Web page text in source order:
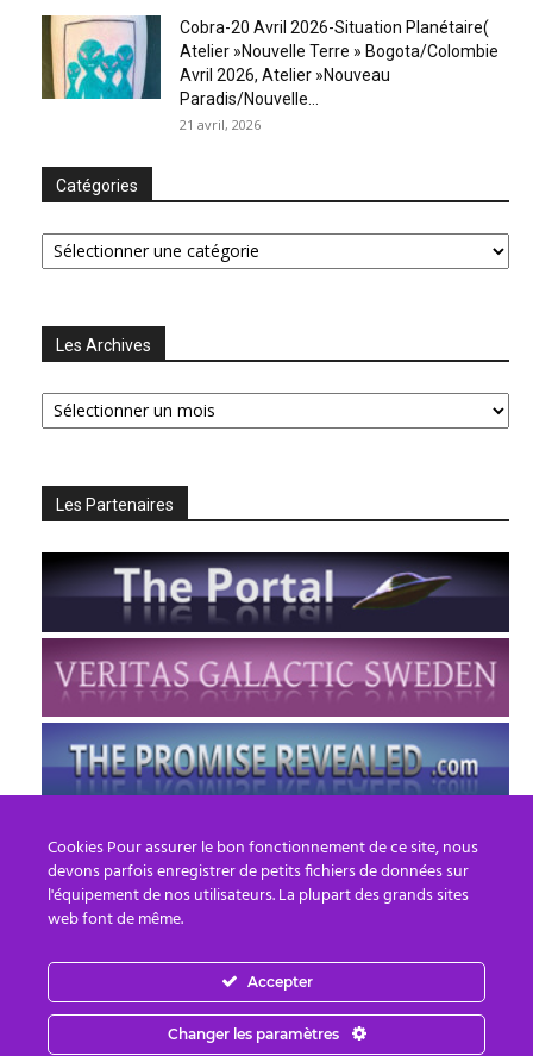
Cobra-20 Avril 2026-Situation Planétaire(
Atelier »Nouvelle Terre » Bogota/Colombie
Avril 2026, Atelier »Nouveau
Paradis/Nouvelle...
21 avril, 2026
Catégories
Catégories
Les Archives
Les
Archives
Les Partenaires
FR EN
© 2013 - 2026 PREPARE FOR CHANGE
Cookies Pour assurer le bon fonctionnement de ce site, nous
devons parfois enregistrer de petits fichiers de données sur
l'équipement de nos utilisateurs. La plupart des grands sites
web font de même.
Accepter
Changer les paramètres